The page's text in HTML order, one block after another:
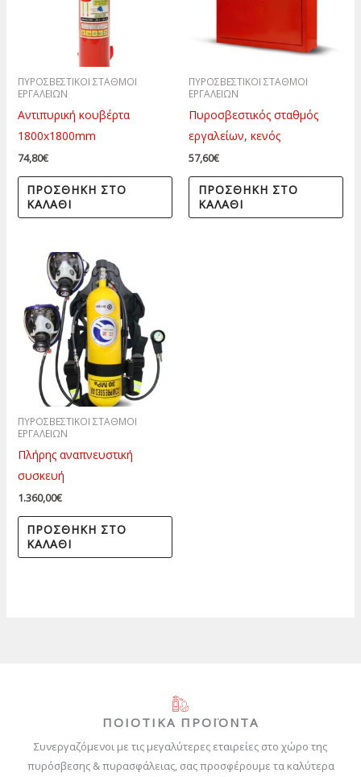
ΠΥΡΟΣΒΕΣΤΙΚΟΙ ΣΤΑΘΜΟΙ
ΕΡΓΑΛΕΙΩΝ
Αντιπυρική κουβέρτα
1800x1800mm
74,80€
ΠΡΟΣΘΉΚΗ ΣΤΟ
ΚΑΛΆΘΙ
ΠΥΡΟΣΒΕΣΤΙΚΟΙ ΣΤΑΘΜΟΙ
ΕΡΓΑΛΕΙΩΝ
Πυροσβεστικός σταθμός
εργαλείων, κενός
57,60€
ΠΡΟΣΘΉΚΗ ΣΤΟ
ΚΑΛΆΘΙ
ΠΥΡΟΣΒΕΣΤΙΚΟΙ ΣΤΑΘΜΟΙ
ΕΡΓΑΛΕΙΩΝ
Πλήρης αναπνευστική
συσκευή
1.360,00€
ΠΡΟΣΘΉΚΗ ΣΤΟ
ΚΑΛΆΘΙ
ΠΟΙΟΤΙΚΑ ΠΡΟΪΟΝΤΑ
Συνεργαζόμενοι με τις μεγαλύτερες εταιρείες στο χώρο της
πυρόσβεσης & πυρασφάλειας, σας προσφέρουμε τα καλύτερα